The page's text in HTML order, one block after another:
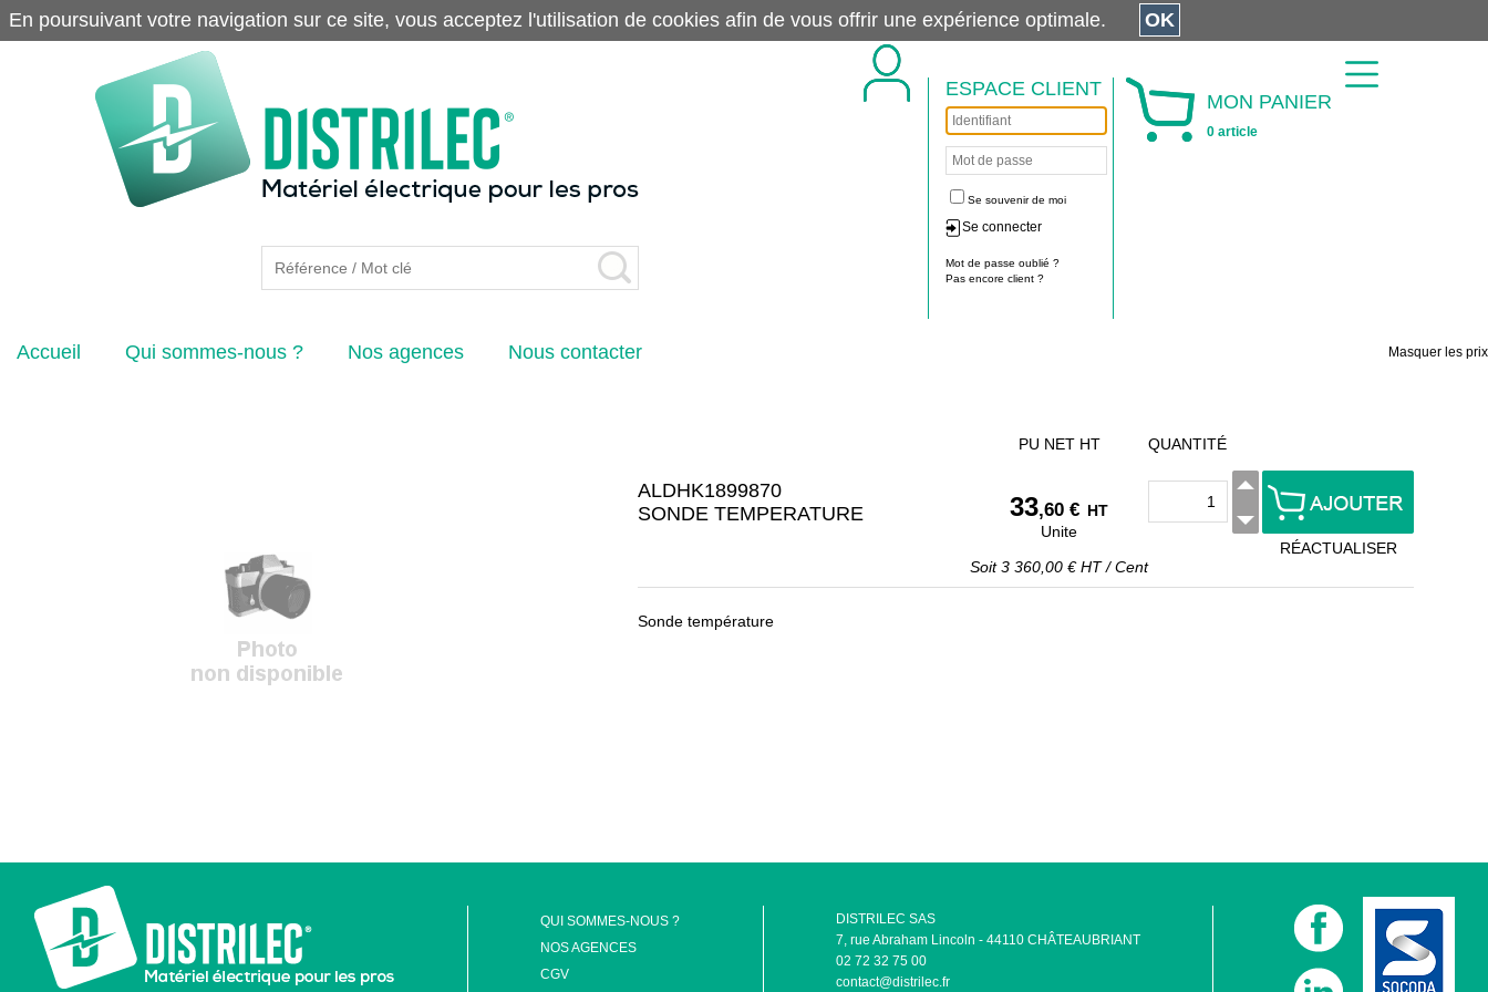
ESPACE CLIENT
Se souvenir de moi
Se connecter
Mot de passe oublié ?
Pas encore client ?
MON PANIER
0 article
Accueil Qui sommes-nous ? Nos agences Nous contacter Masquer les prix
ALDHK1899870
SONDE TEMPERATURE
PU NET HT
33,60 € HT
Unite
Soit3 360,00 € HT/Cent
QUANTITÉ
RÉACTUALISER
Sonde température
QUI SOMMES-NOUS ?
NOS AGENCES
CGV
DISTRILEC SAS
7, rue Abraham Lincoln - 44110 CHÂTEAUBRIANT
02 72 32 75 00
contact@distrilec.fr
En poursuivant votre navigation sur ce site, vous acceptez l'utilisation de cookies afin de vous offrir une expérience optimale. OK